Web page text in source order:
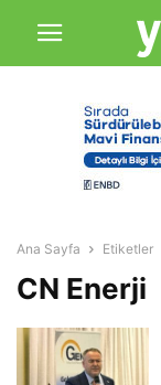
Ana Sayfa Etiketler
CN Enerji